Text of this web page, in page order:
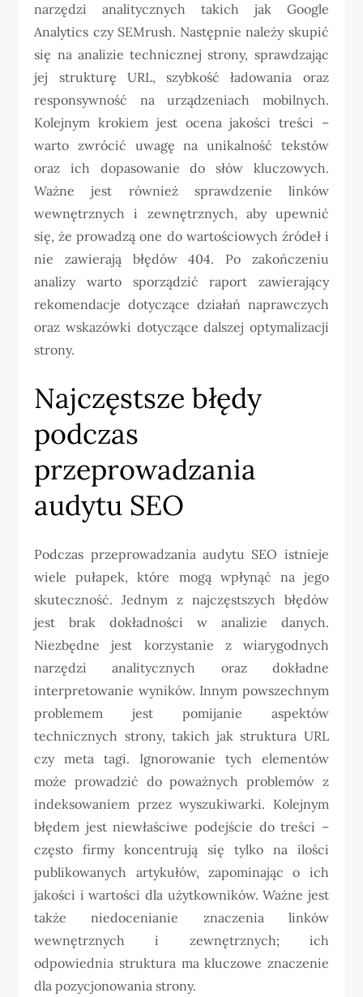
narzędzi analitycznych takich jak Google
Analytics czy SEMrush. Następnie należy skupić
się na analizie technicznej strony, sprawdzając
jej strukturę URL, szybkość ładowania oraz
responsywność na urządzeniach mobilnych.
Kolejnym krokiem jest ocena jakości treści –
warto zwrócić uwagę na unikalność tekstów
oraz ich dopasowanie do słów kluczowych.
Ważne jest również sprawdzenie linków
wewnętrznych i zewnętrznych, aby upewnić
się, że prowadzą one do wartościowych źródeł i
nie zawierają błędów 404. Po zakończeniu
analizy warto sporządzić raport zawierający
rekomendacje dotyczące działań naprawczych
oraz wskazówki dotyczące dalszej optymalizacji
strony.
Najczęstsze błędy
podczas
przeprowadzania
audytu SEO
Podczas przeprowadzania audytu SEO istnieje
wiele pułapek, które mogą wpłynąć na jego
skuteczność. Jednym z najczęstszych błędów
jest brak dokładności w analizie danych.
Niezbędne jest korzystanie z wiarygodnych
narzędzi analitycznych oraz dokładne
interpretowanie wyników. Innym powszechnym
problemem jest pomijanie aspektów
technicznych strony, takich jak struktura URL
czy meta tagi. Ignorowanie tych elementów
może prowadzić do poważnych problemów z
indeksowaniem przez wyszukiwarki. Kolejnym
błędem jest niewłaściwe podejście do treści –
często firmy koncentrują się tylko na ilości
publikowanych artykułów, zapominając o ich
jakości i wartości dla użytkowników. Ważne jest
także niedocenianie znaczenia linków
wewnętrznych i zewnętrznych; ich
odpowiednia struktura ma kluczowe znaczenie
dla pozycjonowania strony.